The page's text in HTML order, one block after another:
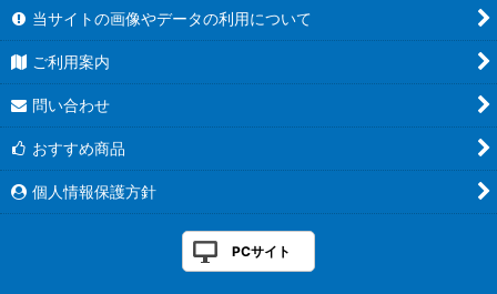
当サイトの画像やデータの利用について
ご利用案内
問い合わせ
おすすめ商品
個人情報保護方針
PCサイト